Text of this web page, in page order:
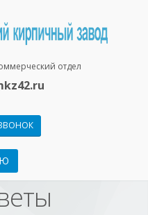
отдел